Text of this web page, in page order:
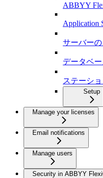
ABBYY
Application
サーバー
データベ
ステーシ
Setup
Manage your licenses
Email notifications
Manage users
Security in ABBYY